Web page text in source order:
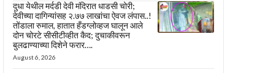
दुधा येथील मर्दडी देवी मंदिरात धाडसी चोरी;
देवीच्या दागिन्यांसह २.७७ लाखांचा ऐवज लंपास..!
तोंडाला रुमाल, हातात हँडग्लोव्हज घालून आले
दोन चोरटे सीसीटीव्हीत कैद; दुचाकीवरून
बुलढाण्याच्या दिशेने फरार….
August 6, 2026